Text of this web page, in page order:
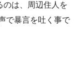
のは、周辺住人を
で暴言を吐く事で